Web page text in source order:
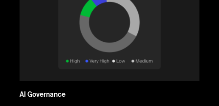
AI Governance